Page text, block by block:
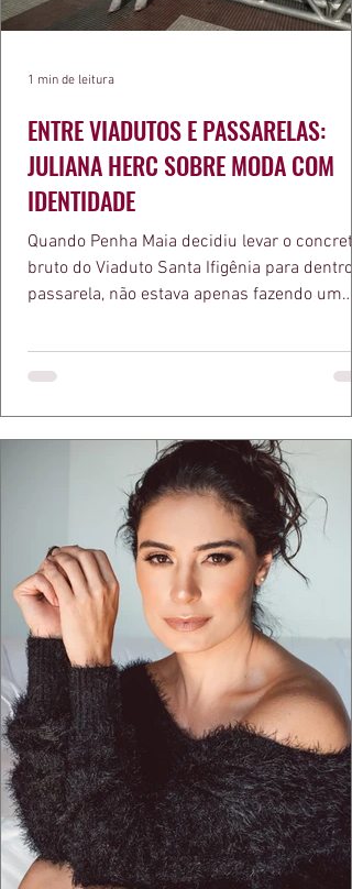
ENTRE VIADUTOS E PASSARELAS:
JULIANA HERC SOBRE MODA COM
IDENTIDADE
Quando Penha Maia decidiu levar o concreto
bruto do Viaduto Santa Ifigênia para dentro
passarela, não estava apenas fazendo um
a apresentadora e influenciadora Juliana
defende há tempos, o de que moda
estruturas geométricas, volumes
aquele concreto aparente típico da
arquitetura paulistana em peças de vestir,
1 min de leitura